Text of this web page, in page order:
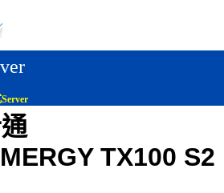
TX100 S2